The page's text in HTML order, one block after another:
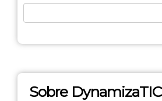
Sobre DynamizaTIC